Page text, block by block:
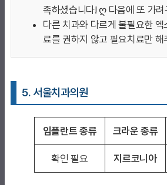
족하셨습니다! ღ 다음에 또 가려
다른 치과와 다르게 불필요한 엑
료를 권하지 않고 필요치료만 해
5. 서울치과의원
임플란트 종류 크라운 종류
확인 필요 지르코니아